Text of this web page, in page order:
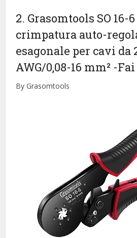
2. Grasomtools SO 16-
crimpatura auto-
esagonale per cavi da
AWG/0,08-16 mm² -Fai
By Grasomtools